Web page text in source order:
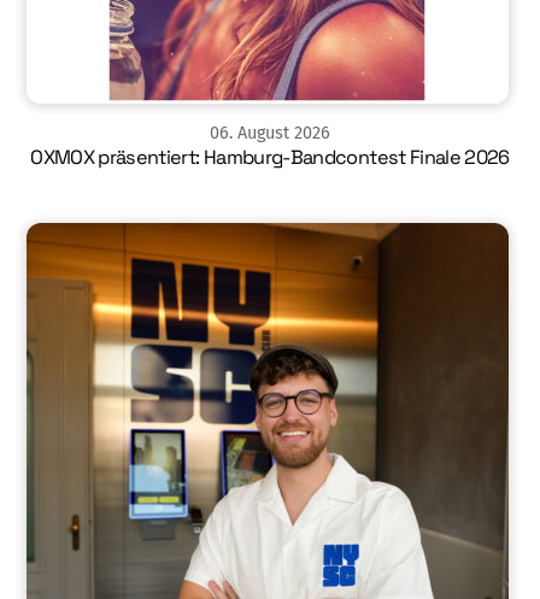
06. August 2026
OXMOX präsentiert: Hamburg-Bandcontest Finale 2026